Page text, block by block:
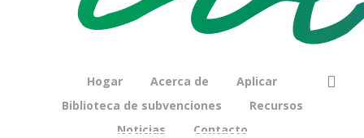
Hogar Acerca de
Aplicar
Biblioteca de subvenciones
Recursos
Noticias
Contacto
apoyo para ampliar la
educación sobre gestión
basada en el lugar